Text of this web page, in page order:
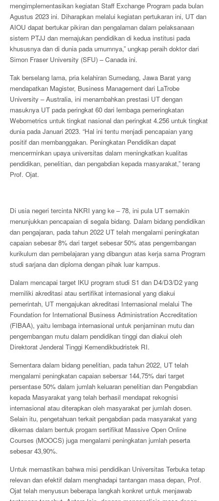
mengimplementasikan kegiatan Staff Exchange Program pada bulan
Agustus 2023 ini. Diharapkan melalui kegiatan pertukaran ini, UT dan
AIOU dapat bertukar pikiran dan pengalaman dalam pelaksanaan
sistem PTJJ dan memajukan pendidikan di kedua institusi pada
khususnya dan di dunia pada umumnya,” ungkap peraih doktor dari
Simon Fraser University (SFU) – Canada ini.
Tak berselang lama, pria kelahiran Sumedang, Jawa Barat yang
mendapatkan Magister, Business Management dari LaTrobe
University – Australia, ini menambahkan prestasi UT dengan
masuknya UT pada peringkat 60 dari lembaga pemeringkatan
Webometrics untuk tingkat nasional dan peringkat 4.256 untuk tingkat
dunia pada Januari 2023. “Hal ini tentu menjadi pencapaian yang
positif dan membanggakan. Peningkatan Pendidikan dapat
mencerminkan upaya universitas dalam meningkatkan kualitas
pendidikan, penelitian, dan pengabdian kepada masyarakat,” terang
Prof. Ojat.
Di usia negeri tercinta NKRI yang ke – 78, ini pula UT semakin
menunjukkan pencapaian di segala bidang. Dalam bidang pendidikan
dan pengajaran, pada tahun 2022 UT telah mengalami peningkatan
capaian sebesar 8% dari target sebesar 50% atas pengembangan
kurikulum dan pembelajaran yang dibangun atas kerja sama Program
studi sarjana dan diploma dengan pihak luar kampus.
Dalam mencapai target IKU program studi S1 dan D4/D3/D2 yang
memiliki akreditasi atau sertifikat internasional yang diakui
pemerintah, UT mengajukan akreditasi Internasional melalui The
Foundation for International Business Administration Accreditation
(FIBAA), yaitu lembaga internasional untuk penjaminan mutu dan
pengembangan mutu dalam pendidikan tinggi dan diakui oleh
Direktorat Jenderal Tinggi Kemendikbudristek RI.
Sementara dalam bidang penelitian, pada tahun 2022, UT telah
mengalami peningkatan capaian sebersar 144,75% dari target
persentase 50% dalam jumlah keluaran penelitian dan Pengabdian
kepada Masyarakat yang telah berhasil mendapat rekognisi
internasional atau diterapkan oleh masyarakat per jumlah dosen.
Selain itu, pengetahuan terkait pengabdian pada masyarakat yang
dikemas dalam bentuk progam sertifikat Massive Open Online
Courses (MOOCS) juga mengalami peningkatan jumlah peserta
sebesar 43,90%.
Untuk memastikan bahwa misi pendidikan Universitas Terbuka tetap
relevan dan efektif dalam menghadapi tantangan masa depan, Prof.
Ojat telah menyusun beberapa langkah konkret untuk menjawab